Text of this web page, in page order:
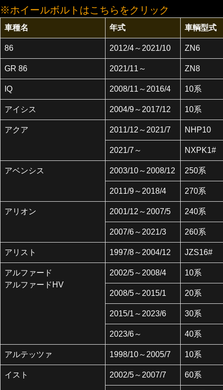
※ホイールボルトはこちらをクリック
車種名 年式 車輌型式
86 2012/4～2021/10 ZN6
GR 86 2021/11～ ZN8
IQ 2008/11～2016/4 10系
アイシス 2004/9～2017/12 10系
アクア 2011/12～2021/7 NHP10
2021/7～ NXPK1#
アベンシス 2003/10～2008/12 250系
2011/9～2018/4 270系
アリオン 2001/12～2007/5 240系
2007/6～2021/3 260系
アリスト 1997/8～2004/12 JZS16#
アルファード
アルファードHV
2002/5～2008/4 10系
2008/5～2015/1 20系
2015/1～2023/6 30系
2023/6～ 40系
アルテッツァ 1998/10～2005/7 10系
イスト 2002/5～2007/7 60系